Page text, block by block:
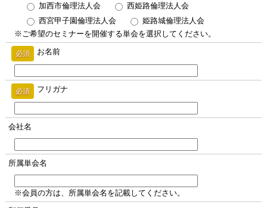
加西市倫理法人会
西姫路倫理法人会
西宮甲子園倫理法人会
姫路城倫理法人会
※ご希望のセミナーを開催する単会を選択してください。
必須 お名前
必須 フリガナ
会社名
所属単会名
※会員の方は、所属単会名を記載してください。